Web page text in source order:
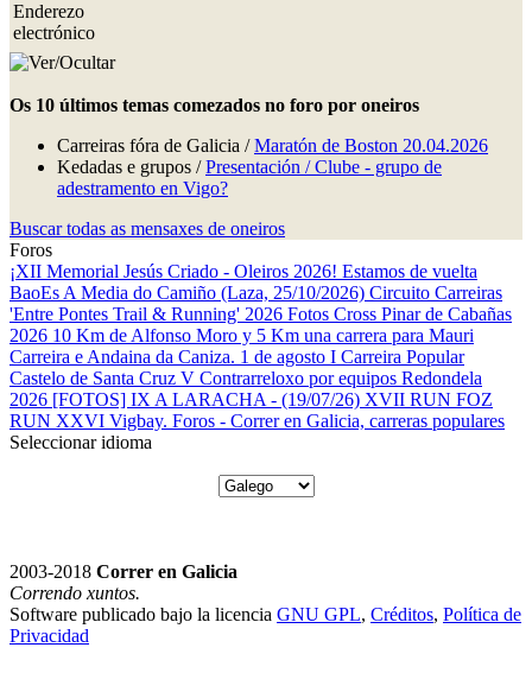
Enderezo
electrónico
Os 10 últimos temas comezados no foro por oneiros
Carreiras fóra de Galicia /Maratón de Boston 20.04.2026
Kedadas e grupos /Presentación / Clube - grupo de
adestramento en Vigo?
Buscar todas as mensaxes de oneiros
Foros
¡XII Memorial Jesús Criado - Oleiros 2026! Estamos de vuelta
BaoEs A Media do Camiño (Laza, 25/10/2026) Circuito Carreiras
'Entre Pontes Trail & Running' 2026 Fotos Cross Pinar de Cabañas
2026 10 Km de Alfonso Moro y 5 Km una carrera para Mauri
Carreira e Andaina da Caniza. 1 de agosto I Carreira Popular
Castelo de Santa Cruz V Contrarreloxo por equipos Redondela
2026 [FOTOS] IX A LARACHA - (19/07/26) XVII RUN FOZ
RUN XXVI Vigbay. Foros - Correr en Galicia, carreras populares
Seleccionar idioma
2003-2018 Correr en Galicia
Correndo xuntos.
Software publicado bajo la licencia GNU GPL, Créditos, Política de
Privacidad